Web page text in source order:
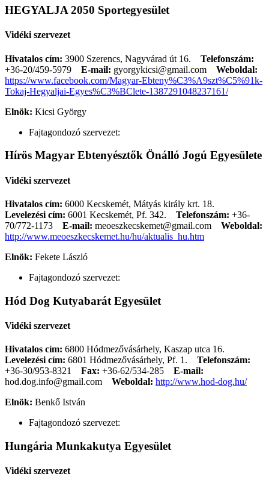
HEGYALJA 2050 Sportegyesület
Vidéki szervezet
Hivatalos cím: 3900 Szerencs, Nagyvárad út 16. Telefonszám:
+36-20/459-5979
E-mail: gyorgykicsi@gmail.com
Weboldal:
https://www.facebook.com/Magyar-Ebteny%C3%A9szt%C5%91k-
Tokaj-Hegyaljai-Egyes%C3%BClete-1387291048237161/
Elnök: Kicsi György
Fajtagondozó szervezet:
Hírös Magyar Ebtenyésztők Önálló Jogú Egyesülete
Vidéki szervezet
Hivatalos cím: 6000 Kecskemét, Mátyás király krt. 18.
Levelezési cím: 6001 Kecskemét, Pf. 342. Telefonszám: +36-
70/772-1173
E-mail: meoeszkecskemet@gmail.com
Weboldal:
http://www.meoeszkecskemet.hu/hu/aktualis_hu.htm
Elnök: Fekete László
Fajtagondozó szervezet:
Hód Dog Kutyabarát Egyesület
Vidéki szervezet
Hivatalos cím: 6800 Hódmezővásárhely, Kaszap utca 16.
Levelezési cím: 6801 Hódmezővásárhely, Pf. 1.
Telefonszám:
+36-30/953-8321
Fax: +36-62/534-285
E-mail:
hod.dog.info@gmail.com
Weboldal: http://www.hod-dog.hu/
Elnök: Benkő István
Fajtagondozó szervezet:
Hungária Munkakutya Egyesület
Vidéki szervezet